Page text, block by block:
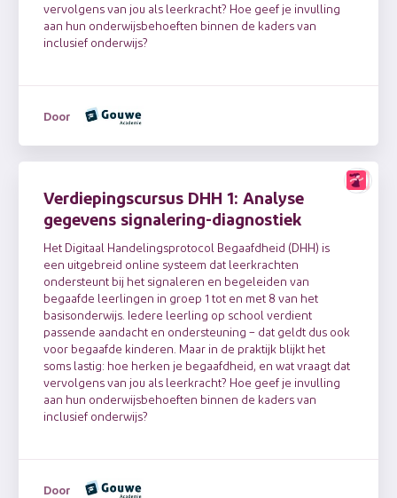
vervolgens van jou als leerkracht? Hoe geef je invulling
aan hun onderwijsbehoeften binnen de kaders van
inclusief onderwijs?
Door
Verdiepingscursus DHH 1: Analyse
gegevens signalering-diagnostiek
Het Digitaal Handelingsprotocol Begaafdheid (DHH) is
een uitgebreid online systeem dat leerkrachten
ondersteunt bij het signaleren en begeleiden van
begaafde leerlingen in groep 1 tot en met 8 van het
basisonderwijs. Iedere leerling op school verdient
passende aandacht en ondersteuning – dat geldt dus ook
voor begaafde kinderen. Maar in de praktijk blijkt het
soms lastig: hoe herken je begaafdheid, en wat vraagt dat
vervolgens van jou als leerkracht? Hoe geef je invulling
aan hun onderwijsbehoeften binnen de kaders van
inclusief onderwijs?
Door